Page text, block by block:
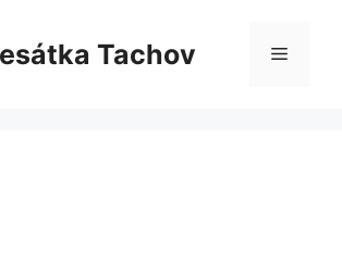
Tachov Menu